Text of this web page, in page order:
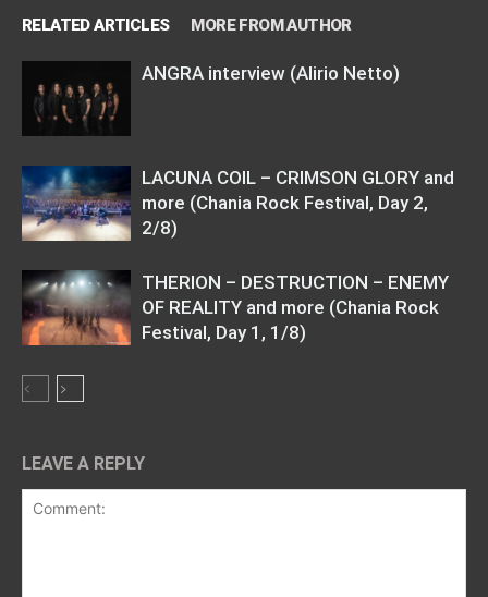
RELATED ARTICLES MORE FROM AUTHOR
ANGRA interview (Alirio Netto)
LACUNA COIL – CRIMSON GLORY and
more (Chania Rock Festival, Day 2,
2/8)
THERION – DESTRUCTION – ENEMY
OF REALITY and more (Chania Rock
Festival, Day 1, 1/8)
LEAVE A REPLY